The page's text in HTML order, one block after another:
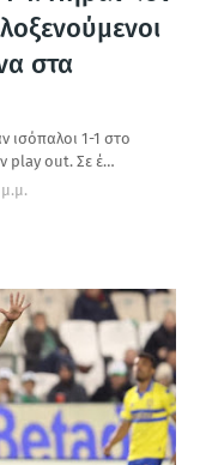
στα
ισόπαλοι 1-1 στο
play out. Σε έ…
μ.μ.